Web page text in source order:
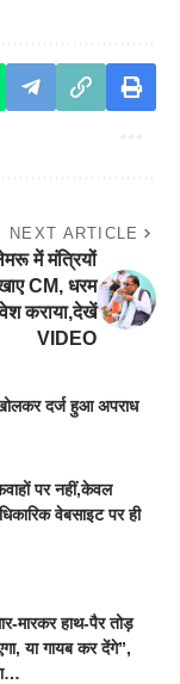
NEXT ARTICLE
में मंत्रियों
CM, धरम
कराया,देखें
VIDEO
दर्ज हुआ अपराध
पर नहीं,केवल
वेबसाइट पर ही
मारकर हाथ-पैर तोड़
या गायब कर देंगे”,